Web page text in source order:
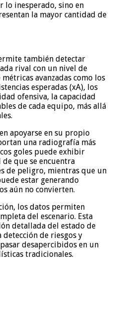
lo inesperado, sino en
la mayor cantidad de
también detectar
rival con un nivel de
avanzadas como los
esperadas (xA), los
ofensiva, la capacidad
de cada equipo, más allá
apoyarse en su propio
una radiografía más
goles puede exhibir
de que se encuentra
de peligro, mientras que un
estar generando
aún no convierten.
los datos permiten
del escenario. Esta
detallada del estado de
de riesgos y
desapercibidos en un
tradicionales.